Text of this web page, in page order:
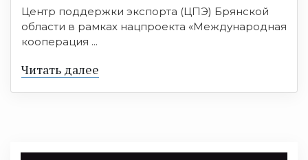
Центр поддержки экспорта (ЦПЭ) Брянской
области в рамках нацпроекта «Международная
кооперация ...
Читать далее